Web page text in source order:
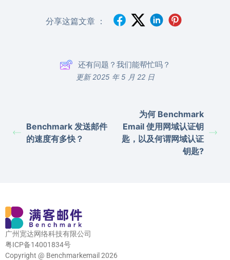
分享这篇文章 ：
还有问题？我们能帮忙吗？
更新 2025 年 5 月 22 日
Benchmark 发送邮件
的速度有多快？
为何 Benchmark
Email 使用网域认证钥
匙，以及何谓网域认证
钥匙?
广州宽达网络科技有限公司
粤ICP备14001834号
Copyright @ Benchmarkemail 2026